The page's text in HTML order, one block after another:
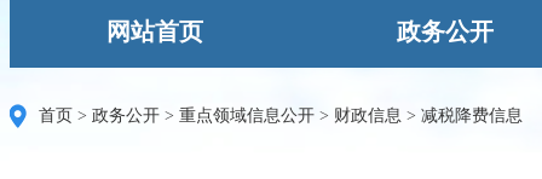
网站首页 政务公开
首页 > 政务公开 > 重点领域信息公开 > 财政信息 > 减税降费信息